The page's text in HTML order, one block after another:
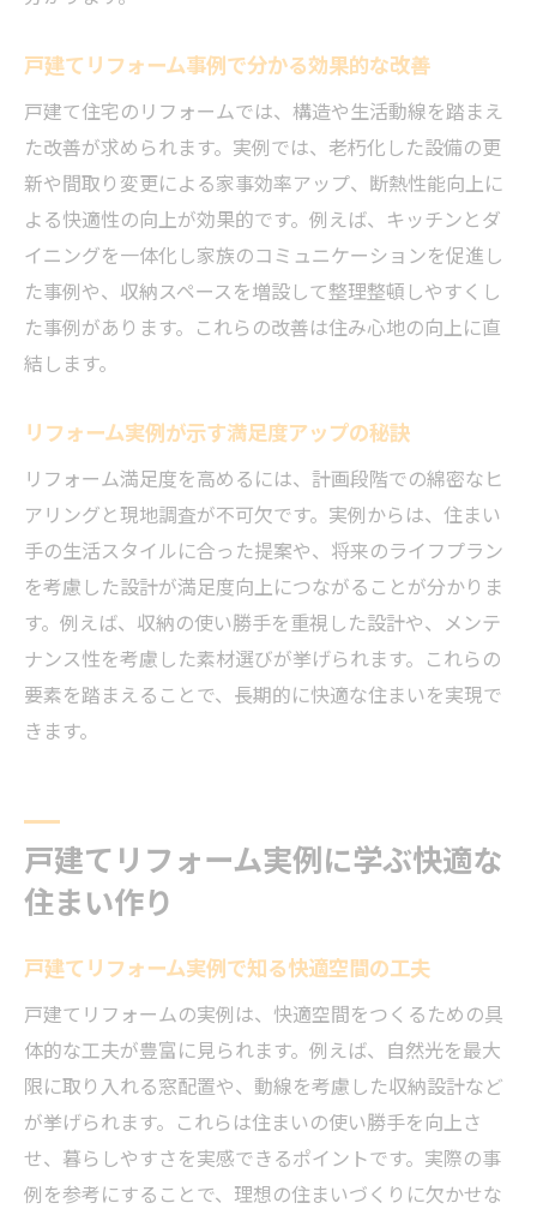
戸建てリフォーム事例で分かる効果的な改善
戸建て住宅のリフォームでは、構造や生活動線を踏まえ
た改善が求められます。実例では、老朽化した設備の更
新や間取り変更による家事効率アップ、断熱性能向上に
よる快適性の向上が効果的です。例えば、キッチンとダ
イニングを一体化し家族のコミュニケーションを促進し
た事例や、収納スペースを増設して整理整頓しやすくし
た事例があります。これらの改善は住み心地の向上に直
結します。
リフォーム実例が示す満足度アップの秘訣
リフォーム満足度を高めるには、計画段階での綿密なヒ
アリングと現地調査が不可欠です。実例からは、住まい
手の生活スタイルに合った提案や、将来のライフプラン
を考慮した設計が満足度向上につながることが分かりま
す。例えば、収納の使い勝手を重視した設計や、メンテ
ナンス性を考慮した素材選びが挙げられます。これらの
要素を踏まえることで、長期的に快適な住まいを実現で
きます。
戸建てリフォーム実例に学ぶ快適な
住まい作り
戸建てリフォーム実例で知る快適空間の工夫
戸建てリフォームの実例は、快適空間をつくるための具
体的な工夫が豊富に見られます。例えば、自然光を最大
限に取り入れる窓配置や、動線を考慮した収納設計など
が挙げられます。これらは住まいの使い勝手を向上さ
せ、暮らしやすさを実感できるポイントです。実際の事
例を参考にすることで、理想の住まいづくりに欠かせな